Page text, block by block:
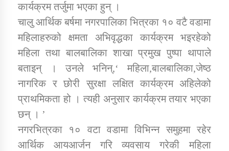
कर्णाली प्रविधि शिक्षालय जुम्लाको सुचना
सामाजिक बिकास कार्यालय जुम्लाकाे सुचना
कार्यक्रम तर्जुमा भएका हुन् ।
चालु आर्थिक बर्षमा नगरपालिका भित्रका १० वटै वडामा
महिलाहरुको क्षमता अभिवृद्धका कार्यक्रम भइरहेको
महिला तथा बालबालिका शाखा प्रमुख पुष्पा थापाले
बताइन् । उनले भनिन्,‘ महिला,बालबालिका,जेष्ठ
नागरिक र छोरी सुरक्षा लक्षित कार्यक्रम अहिलेको
प्राथमिकता हो । त्यही अनुसार कार्यक्रम तयार भएका
छन् । ’
नगरभित्रका १० वटा वडामा विभिन्न समुहमा रहेर
आर्थिक आयआर्जन गरि व्यवसाय गरेकी महिला